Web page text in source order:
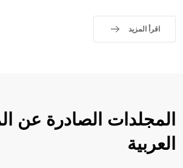
اقرأ المزيد
المجلدات الصادرة عن
العربية